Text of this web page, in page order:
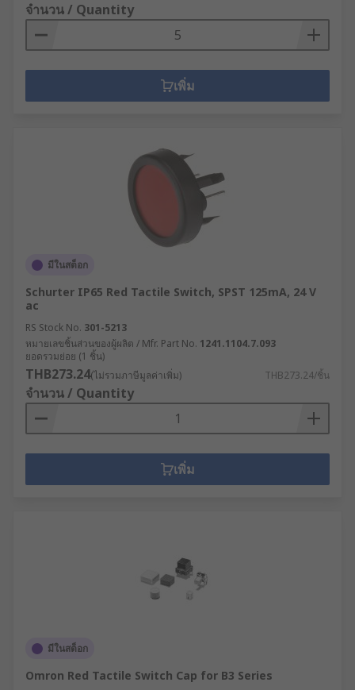
จำนวน / Quantity
เพิ่ม
มีในสต็อก
Schurter IP65 Red Tactile Switch, SPST 125mA, 24 V
ac
RS Stock No. 301-5213
หมายเลขชิ้นส่วนของผู้ผลิต / Mfr. Part No. 1241.1104.7.093
ยอดรวมย่อย (1 ชิ้น)
THB273.24(ไม่รวมภาษีมูลค่าเพิ่ม) THB273.24/ชิ้น
จำนวน / Quantity
เพิ่ม
มีในสต็อก
Omron Red Tactile Switch Cap for B3 Series